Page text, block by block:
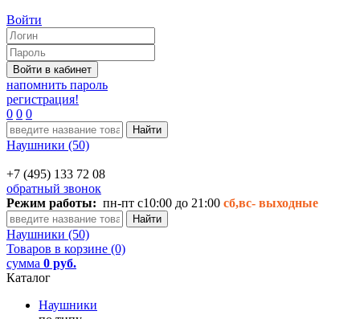
Войти
напомнить пароль
регистрация!
0 0 0
Наушники (50)
+7 (495) 133 72 08
обратный звонок
Режим работы: пн-пт с10:00 до 21:00 сб,вс- выходные
Наушники (50)
Товаров в корзине (0)
сумма 0 руб.
Каталог
Наушники